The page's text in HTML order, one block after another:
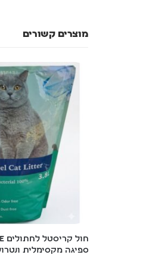
מוצרים קשורים
ספיגה מקסימלית ונטרול